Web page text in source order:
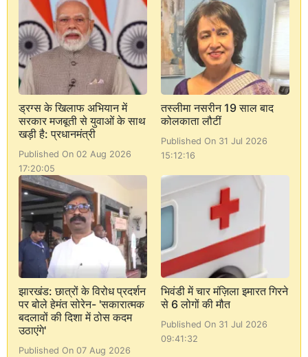
ड्रग्स के खिलाफ अभियान में
सरकार मजबूती से युवाओं के साथ
खड़ी है: प्रधानमंत्री
Published On 02 Aug 2026
17:20:05
तस्लीमा नसरीन 19 साल बाद
कोलकाता लौटीं
Published On 31 Jul 2026
15:12:16
झारखंड: छात्रों के विरोध प्रदर्शन
पर बोले हेमंत सोरेन- 'सकारात्मक
बदलावों की दिशा में ठोस कदम
उठाएंगे'
Published On 07 Aug 2026
भिवंडी में चार मंज़िला इमारत गिरने
से 6 लोगों की मौत
Published On 31 Jul 2026
09:41:32